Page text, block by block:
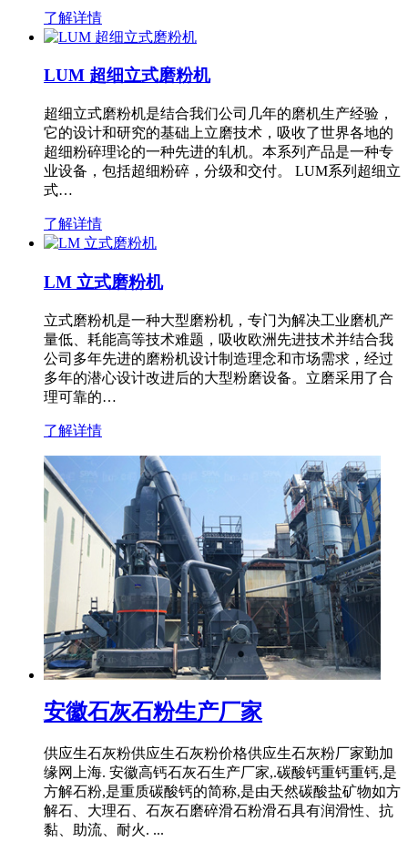
了解详情
LUM 超细立式磨粉机
超细立式磨粉机是结合我们公司几年的磨机生产经验，
它的设计和研究的基础上立磨技术，吸收了世界各地的
超细粉碎理论的一种先进的轧机。本系列产品是一种专
业设备，包括超细粉碎，分级和交付。 LUM系列超细立
式…
了解详情
LM 立式磨粉机
立式磨粉机是一种大型磨粉机，专门为解决工业磨机产
量低、耗能高等技术难题，吸收欧洲先进技术并结合我
公司多年先进的磨粉机设计制造理念和市场需求，经过
多年的潜心设计改进后的大型粉磨设备。立磨采用了合
理可靠的…
了解详情
安徽石灰石粉生产厂家
供应生石灰粉供应生石灰粉价格供应生石灰粉厂家勤加
缘网上海. 安徽高钙石灰石生产厂家,.碳酸钙重钙重钙,是
方解石粉,是重质碳酸钙的简称,是由天然碳酸盐矿物如方
解石、大理石、石灰石磨碎滑石粉滑石具有润滑性、抗
黏、助流、耐火. ...